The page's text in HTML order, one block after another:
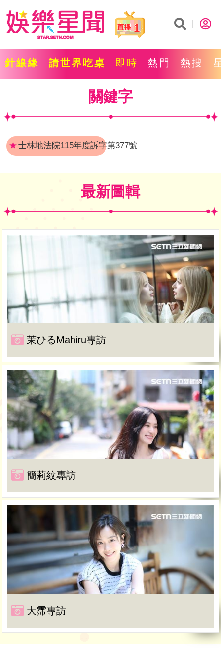
1
針線緣 請世界吃桌 即時 熱門 熱搜
關鍵字
★士林地法院115年度訴字第377號
最新圖輯
茉ひるMahiru專訪
簡莉紋專訪
大霈專訪